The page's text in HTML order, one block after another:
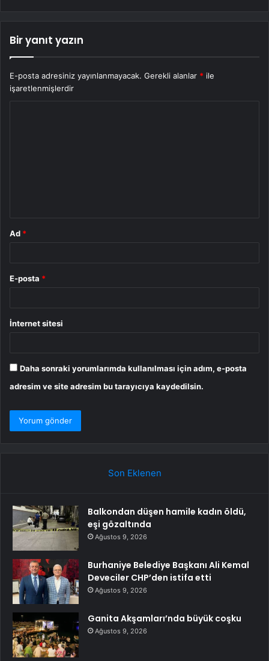
Bir yanıt yazın
E-posta adresiniz yayınlanmayacak. Gerekli alanlar * ile
işaretlenmişlerdir
Ad *
E-posta *
İnternet sitesi
Daha sonraki yorumlarımda kullanılması için adım, e-posta
adresim ve site adresim bu tarayıcıya kaydedilsin.
Son Eklenen
Balkondan düşen hamile kadın öldü,
eşi gözaltında
Ağustos 9, 2026
Burhaniye Belediye Başkanı Ali Kemal
Deveciler CHP’den istifa etti
Ağustos 9, 2026
Ganita Akşamları’nda büyük coşku
Ağustos 9, 2026